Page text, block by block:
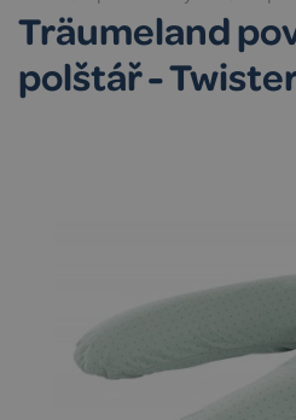
Träumeland
polštář -